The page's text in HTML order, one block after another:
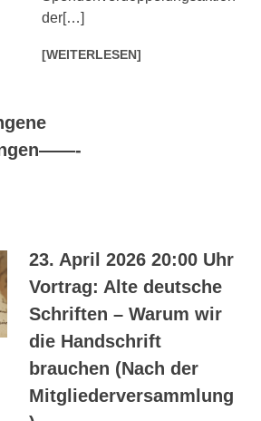
der[…]
[WEITERLESEN]
23. April 2026 20:00 Uhr
Vortrag: Alte deutsche
Schriften – Warum wir
die Handschrift
brauchen (Nach der
Mitgliederversammlung